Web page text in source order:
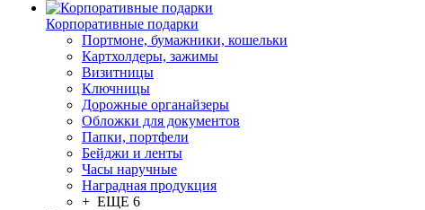
Корпоративные подарки
Портмоне, бумажники, кошельки
Картхолдеры, зажимы
Визитницы
Ключницы
Дорожные органайзеры
Обложки для документов
Папки, портфели
Бейджи и ленты
Часы наручные
Наградная продукция
+ ЕЩЕ 6